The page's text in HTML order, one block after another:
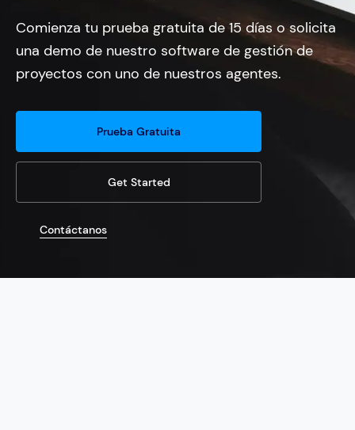
Comienza tu prueba gratuita de 15 días o solicita
una demo de nuestro software de gestión de
proyectos con uno de nuestros agentes.
Prueba Gratuita
Get Started
Contáctanos